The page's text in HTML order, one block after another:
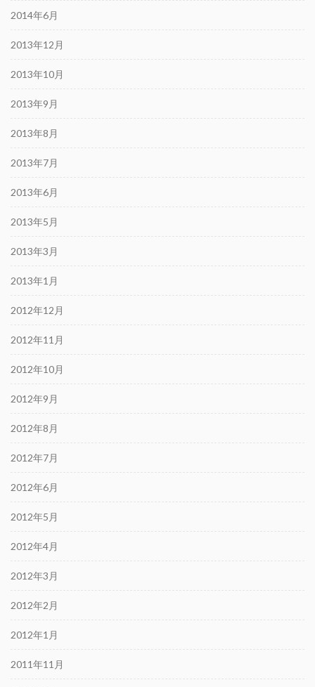
2014年6月
2013年12月
2013年10月
2013年9月
2013年8月
2013年7月
2013年6月
2013年5月
2013年3月
2013年1月
2012年12月
2012年11月
2012年10月
2012年9月
2012年8月
2012年7月
2012年6月
2012年5月
2012年4月
2012年3月
2012年2月
2012年1月
2011年11月